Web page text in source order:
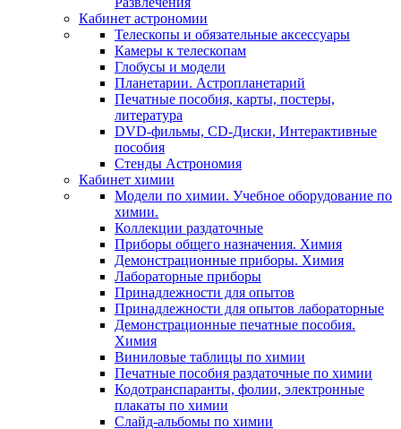
Кабинет астрономии
Телескопы и обязательные аксессуары
Камеры к телескопам
Глобусы и модели
Планетарии. Астропланетарий
Печатные пособия, карты, постеры,
литература
DVD-фильмы, CD-Диски, Интерактивные
пособия
Стенды Астрономия
Кабинет химии
Модели по химии. Учебное оборудование по
химии.
Коллекции раздаточные
Приборы общего назначения. Химия
Демонстрационные приборы. Химия
Лабораторные приборы
Принадлежности для опытов
Принадлежности для опытов лабораторные
Демонстрационные печатные пособия.
Химия
Виниловые таблицы по химии
Печатные пособия раздаточные по химии
Кодотранспаранты, фолии, электронные
плакаты по химии
Слайд-альбомы по химии